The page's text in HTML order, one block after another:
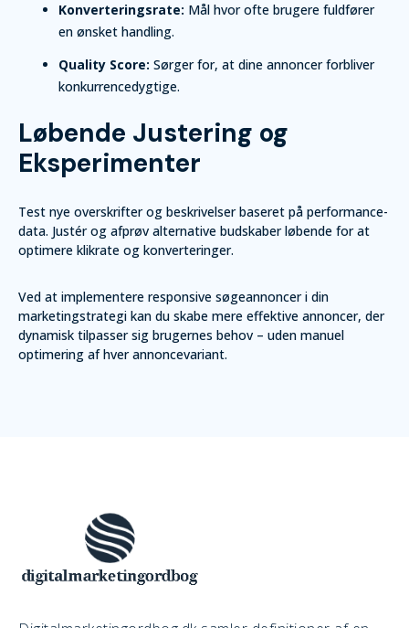
Konverteringsrate: Mål hvor ofte brugere fuldfører
en ønsket handling.
Quality Score: Sørger for, at dine annoncer forbliver
konkurrencedygtige.
Løbende Justering og
Eksperimenter
Test nye overskrifter og beskrivelser baseret på performance-
data. Justér og afprøv alternative budskaber løbende for at
optimere klikrate og konverteringer.
Ved at implementere responsive søgeannoncer i din
marketingstrategi kan du skabe mere effektive annoncer, der
dynamisk tilpasser sig brugernes behov – uden manuel
optimering af hver annoncevariant.